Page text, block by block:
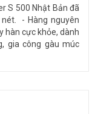
S 500 Nhật Bản đã
- Hàng nguyên
hàn cực khỏe, dành
gia công gàu múc